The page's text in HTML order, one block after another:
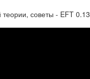
советы - EFT